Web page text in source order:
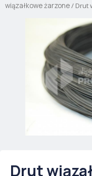
wiązałkowe żarzone/ Drut
Drut